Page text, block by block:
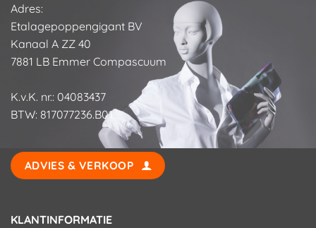
Adres:
Etalagepoppengigant BV
Kanaal A ZZ 40
7881 LB Emmer Compascuum
K.v.K. nr.: 04083437
BTW: 817077236.B01
ADVIES & VERKOOP
KLANTINFORMATIE